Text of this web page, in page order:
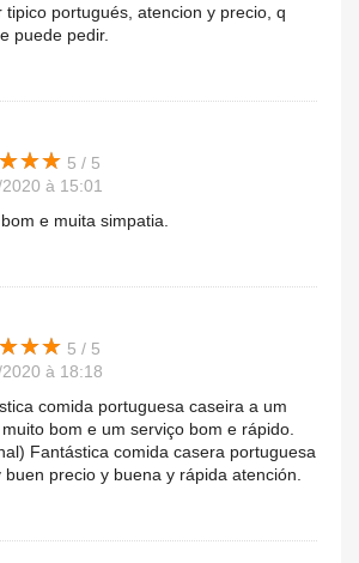
tipico portugués, atencion y precio, q
puede pedir.
★★★
★★★ 5 / 5
à 15:01
e muita simpatia.
★★★
★★★ 5 / 5
à 18:18
comida portuguesa caseira a um
bom e um serviço bom e rápido.
Fantástica comida casera portuguesa
buen precio y buena y rápida atención.